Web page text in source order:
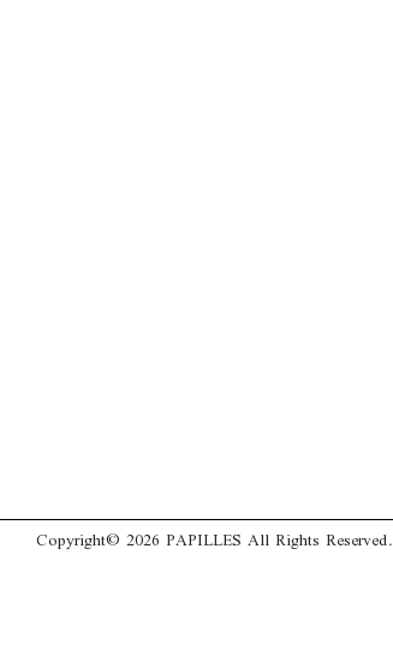
Copyright© 2026 PAPILLES All Rights Reserved.